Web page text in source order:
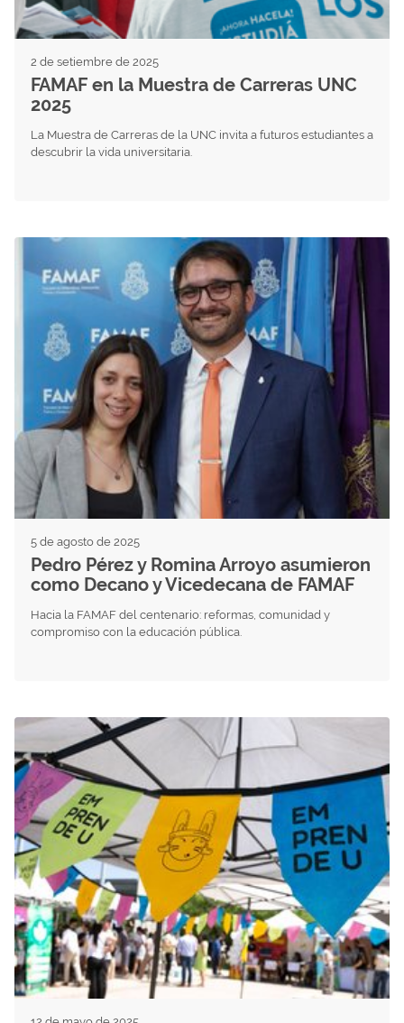
2 de setiembre de 2025
FAMAF en la Muestra de Carreras UNC
2025
La Muestra de Carreras de la UNC invita a futuros estudiantes a
descubrir la vida universitaria.
5 de agosto de 2025
Pedro Pérez y Romina Arroyo asumieron
como Decano y Vicedecana de FAMAF
Hacia la FAMAF del centenario: reformas, comunidad y
compromiso con la educación pública.